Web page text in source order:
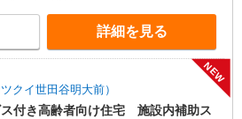
詳細を見る
クイ世田谷明大前）
NEW
付き高齢者向け住宅 施設内補助ス